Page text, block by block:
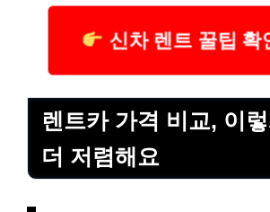
신차 렌트 꿀팁 확
렌트카 가격 비교, 이
더 저렴해요